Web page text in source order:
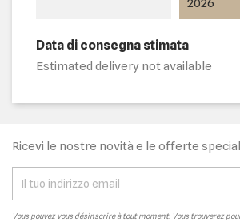
2026
Data di consegna stimata
Estimated delivery not available
Ricevi le nostre novità e le offerte
Vous pouvez vous désinscrire à tout moment. Vous trouverez